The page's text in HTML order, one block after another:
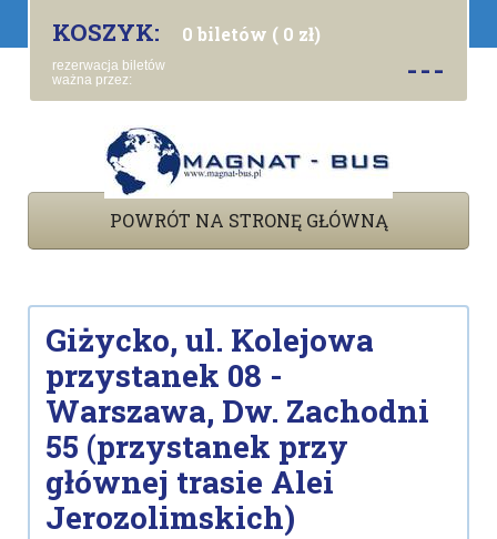
KOSZYK: 0 biletów ( 0 zł)
rezerwacja biletów
ważna przez:
---
POWRÓT NA STRONĘ GŁÓWNĄ
Giżycko, ul. Kolejowa
przystanek 08 -
Warszawa, Dw. Zachodni
55 (przystanek przy
głównej trasie Alei
Jerozolimskich)